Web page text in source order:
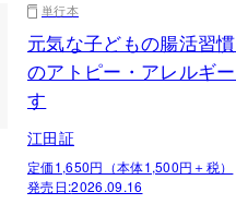
単行本
元気な子どもの腸活習
のアトピー・アレルギ
す
江田証
定価1,650円（本体1,500円＋税）
発売日:2026.09.16